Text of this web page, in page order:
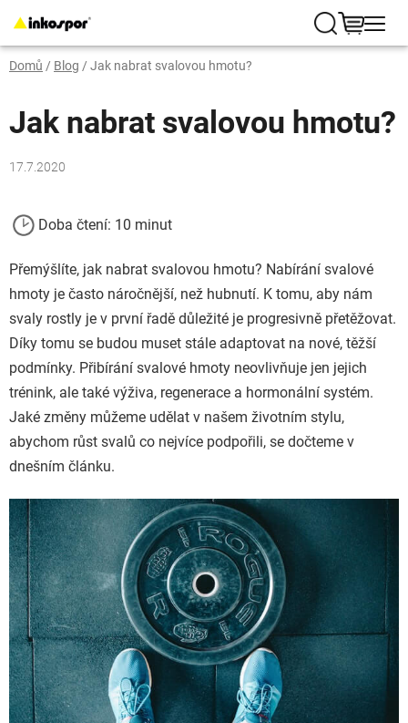
na
obsah
Hledat
Domů / Blog / Jak nabrat svalovou hmotu?
Jak nabrat svalovou hmotu?
17.7.2020
Doba čtení: 10 minut
Přemýšlíte, jak nabrat svalovou hmotu? Nabírání svalové
hmoty je často náročnější, než hubnutí. K tomu, aby nám
svaly rostly je v první řadě důležité je progresivně přetěžovat.
Díky tomu se budou muset stále adaptovat na nové, těžší
podmínky. Přibírání svalové hmoty neovlivňuje jen jejich
trénink, ale také výživa, regenerace a hormonální systém.
Jaké změny můžeme udělat v našem životním stylu,
abychom růst svalů co nejvíce podpořili, se dočteme v
dnešním článku.